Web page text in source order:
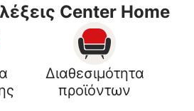
Center Home
Διαθεσιμότητα
προϊόντων